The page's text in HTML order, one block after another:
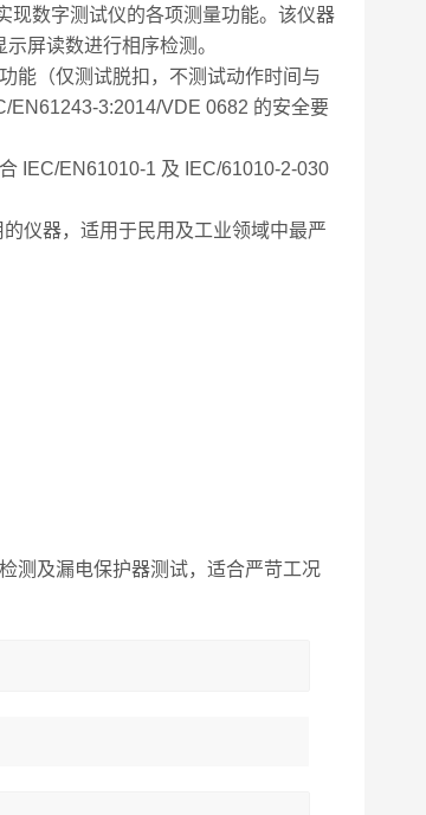
现数字测试仪的各项测量功能。该仪器
屏读数进行相序检测。
能（仅测试脱扣，不测试动作时间与
EN61243-3:2014/VDE 0682 的安全要
IEC/EN61010-1 及 IEC/61010-2-030
仪器，适用于民用及工业领域中最严
测及漏电保护器测试，适合严苛工况